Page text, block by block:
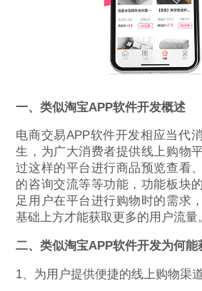
一、类似淘宝APP软件开发概述
电商交易APP软件开发相应当代
生，为广大消费者提供线上购物
过这样的平台进行商品预览查看
的咨询交流等等功能，功能板块
足用户在平台进行购物时的需求
基础上方才能获取更多的用户流量
二、类似淘宝APP软件开发为何能
1、为用户提供便捷的线上购物渠